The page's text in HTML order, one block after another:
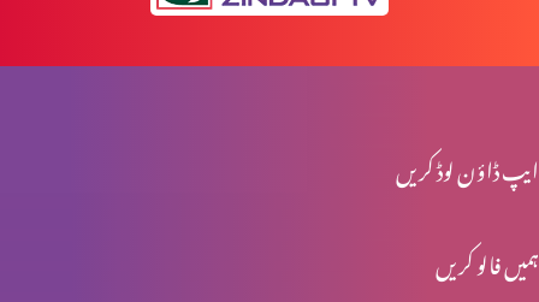
ایپ ڈاؤن لوڈ کریں
ہمیں فالو کریں